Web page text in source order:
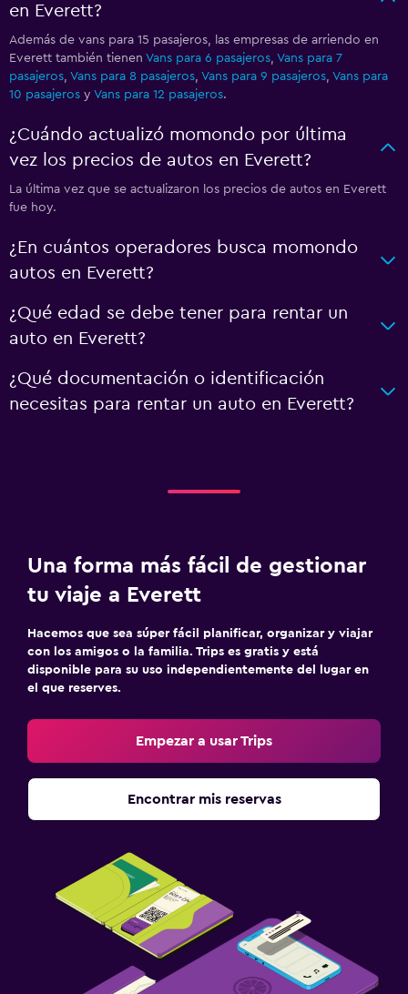
en Everett?
Además de vans para 15 pasajeros, las empresas de arriendo en
Everett también tienen Vans para 6 pasajeros Vans para 7
pasajeros Vans para 8 pasajeros Vans para 9 pasajeros Vans para
10 pasajeros y Vans para 12 pasajeros.
¿Cuándo actualizó momondo por última
vez los precios de autos en Everett?
La última vez que se actualizaron los precios de autos en Everett
fue hoy.
¿En cuántos operadores busca momondo
autos en Everett?
¿Qué edad se debe tener para rentar un
auto en Everett?
¿Qué documentación o identificación
necesitas para rentar un auto en Everett?
Una forma más fácil de gestionar
tu viaje a Everett
Hacemos que sea súper fácil planificar, organizar y viajar
con los amigos o la familia. Trips es gratis y está
disponible para su uso independientemente del lugar en
el que reserves.
Empezar a usar Trips
Encontrar mis reservas